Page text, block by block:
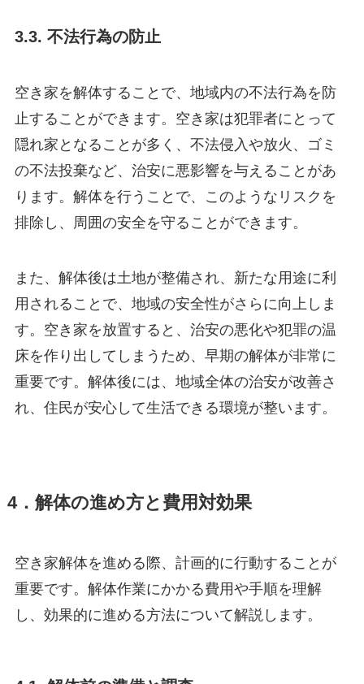
3.3. 不法行為の防止
空き家を解体することで、地域内の不法行為を防
止することができます。空き家は犯罪者にとって
隠れ家となることが多く、不法侵入や放火、ゴミ
の不法投棄など、治安に悪影響を与えることがあ
ります。解体を行うことで、このようなリスクを
排除し、周囲の安全を守ることができます。
また、解体後は土地が整備され、新たな用途に利
用されることで、地域の安全性がさらに向上しま
す。空き家を放置すると、治安の悪化や犯罪の温
床を作り出してしまうため、早期の解体が非常に
重要です。解体後には、地域全体の治安が改善さ
れ、住民が安心して生活できる環境が整います。
4．解体の進め方と費用対効果
空き家解体を進める際、計画的に行動することが
重要です。解体作業にかかる費用や手順を理解
し、効果的に進める方法について解説します。